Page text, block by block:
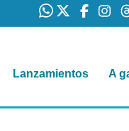
Lanzamientos A